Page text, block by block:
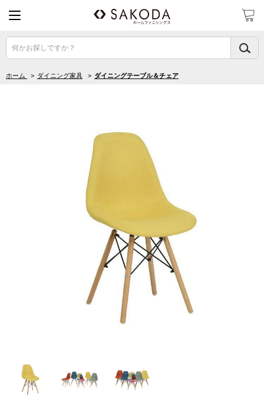
何かお探しですか？
ホーム > ダイニング家具 > ダイニングテーブル＆チェア